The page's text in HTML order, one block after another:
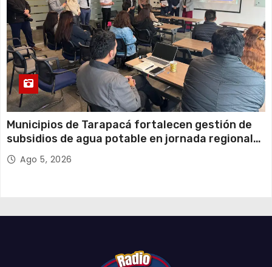
Municipios de Tarapacá fortalecen gestión de
subsidios de agua potable en jornada regional
organizada por Aguas del Altiplano y ANDESS
Ago 5, 2026